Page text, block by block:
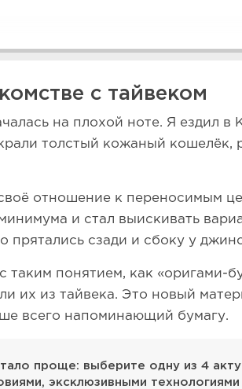
с тайвеком
на плохой ноте. Я ездил в
толстый кожаный кошелёк,
отношение к переносимым
и стал выискивать
прятались сзади и сбоку у
таким понятием, как «оригами-
их из тайвека. Это новый
всего напоминающий бумагу.
проще: выберите одну из 4
эксклюзивными технологиями